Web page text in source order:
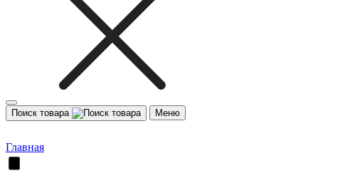
Поиск товара Меню
Главная